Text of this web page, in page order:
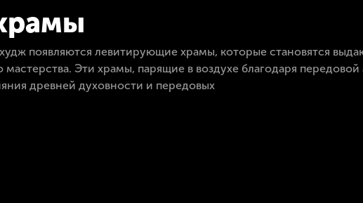
появляются левитирующие храмы, которые становятся
мастерства. Эти храмы, парящие в воздухе благодаря
древней духовности и передовых